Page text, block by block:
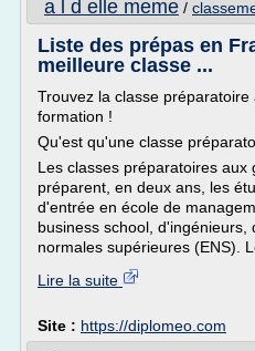
a l d elle meme /
Liste des prépas en
meilleure classe ...
Trouvez la classe
formation !
Qu'est qu'une classe
Les classes préparatoires aux
préparent, en deux ans, les
d'entrée en école de
business school, d'ingénieurs,
normales supérieures (ENS).
Lire la suite
Site : https://diplomeo.com